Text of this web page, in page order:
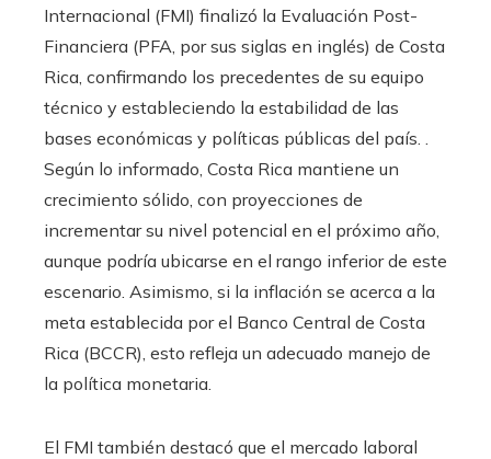
Internacional (FMI) finalizó la Evaluación Post-
Financiera (PFA, por sus siglas en inglés) de Costa
Rica, confirmando los precedentes de su equipo
técnico y estableciendo la estabilidad de las
bases económicas y políticas públicas del país. .
Según lo informado, Costa Rica mantiene un
crecimiento sólido, con proyecciones de
incrementar su nivel potencial en el próximo año,
aunque podría ubicarse en el rango inferior de este
escenario. Asimismo, si la inflación se acerca a la
meta establecida por el Banco Central de Costa
Rica (BCCR), esto refleja un adecuado manejo de
la política monetaria.
El FMI también destacó que el mercado laboral